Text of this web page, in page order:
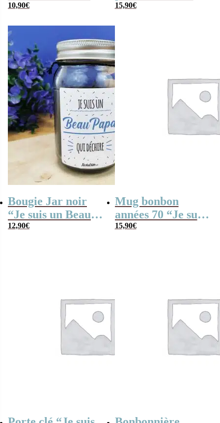
un collègue qui
10,90€
“Je suis un papa
années 90
15,90€
Bougie Jar noir
“Je suis un Beau
Papa qui
12,90€
Mug bonbon
années 70 “Je suis
une maman qui
15,90€